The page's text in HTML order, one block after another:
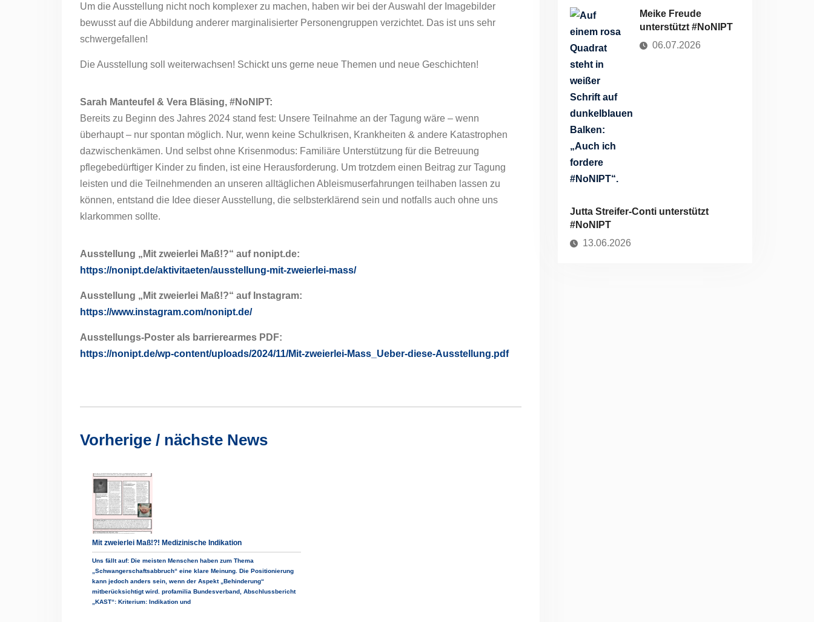
Um die Ausstellung nicht noch komplexer zu machen, haben wir bei der Auswahl der Imagebilder
bewusst auf die Abbildung anderer marginalisierter Personengruppen verzichtet. Das ist uns sehr
schwergefallen!
Die Ausstellung soll weiterwachsen! Schickt uns gerne neue Themen und neue Geschichten!
Sarah Manteufel & Vera Bläsing, #NoNIPT:
Bereits zu Beginn des Jahres 2024 stand fest: Unsere Teilnahme an der Tagung wäre – wenn
überhaupt – nur spontan möglich. Nur, wenn keine Schulkrisen, Krankheiten & andere Katastrophen
dazwischenkämen. Und selbst ohne Krisenmodus: Familiäre Unterstützung für die Betreuung
pflegebedürftiger Kinder zu finden, ist eine Herausforderung. Um trotzdem einen Beitrag zur Tagung
leisten und die Teilnehmenden an unseren alltäglichen Ableismuserfahrungen teilhaben lassen zu
können, entstand die Idee dieser Ausstellung, die selbsterklärend sein und notfalls auch ohne uns
klarkommen sollte.
Ausstellung „Mit zweierlei Maß!?“ auf nonipt.de:
https://nonipt.de/aktivitaeten/ausstellung-mit-zweierlei-mass/
Ausstellung „Mit zweierlei Maß!?“ auf Instagram:
https://www.instagram.com/nonipt.de/
Ausstellungs-Poster als barrierearmes PDF:
https://nonipt.de/wp-content/uploads/2024/11/Mit-zweierlei-Mass_Ueber-diese-Ausstellung.pdf
Vorherige / nächste News
Mit zweierlei Maß!?! Medizinische Indikation
Uns fällt auf: Die meisten Menschen haben zum Thema
„Schwangerschaftsabbruch“ eine klare Meinung. Die Positionierung
kann jedoch anders sein, wenn der Aspekt „Behinderung“
mitberücksichtigt wird. profamilia Bundesverband, Abschlussbericht
„KAST“: Kriterium: Indikation und
Meike Freude
unterstützt #NoNIPT
06.07.2026
Jutta Streifer-Conti unterstützt
#NoNIPT
13.06.2026